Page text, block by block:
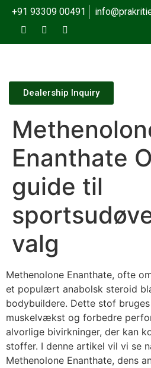
+91 93309 00491
Dealership Inquiry
Enanthate
guide til
valg
Methenolone Enanthate, ofte
et populært anabolsk steroid
bodybuildere. Dette stof
muskelvækst og forbedre
alvorlige bivirkninger, der kan
stoffer. I denne artikel vil vi se
Methenolone Enanthate, dens